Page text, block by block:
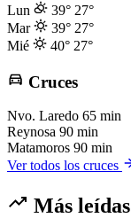
Lun
39° 27°
Mar
39° 27°
Mié
40° 27°
Cruces
Nvo. Laredo 65 min
Reynosa 90 min
Matamoros 90 min
Ver todos los cruces
Más leídas